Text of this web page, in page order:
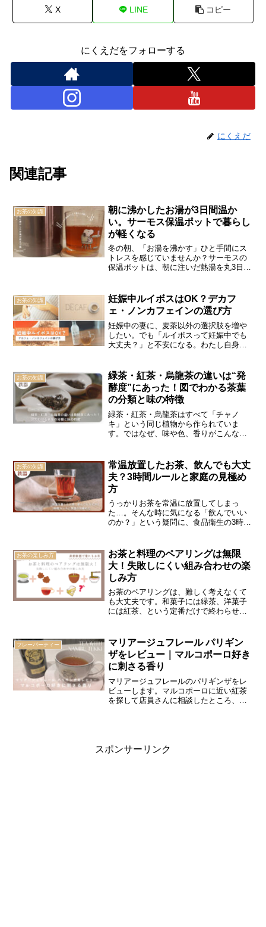
X LINE コピー
にくえだをフォローする
にくえだ
関連記事
お茶の知識
朝に沸かしたお湯が3日間温か
い。サーモス保温ポットで暮らし
が軽くなる
冬の朝、「お湯を沸かす」ひと手間にス
トレスを感じていませんか？サーモスの
保温ポットは、朝に注いだ熱湯を丸3日間
に、その保温力と使い勝手をリアルに紹
介します。お茶好き・コーヒー好きにと
って、もう手放せない生活必需品です。
お茶の知識
妊娠中ルイボスはOK？デカフ
ェ・ノンカフェインの選び方
妊娠中の妻に、麦茶以外の選択肢を増や
したい。でも「ルイボスって妊娠中でも
大丈夫？」と不安になる。わたし自身
ました。この記事では、デカフェ・ノン
カフェイン・カフェインレスの違いを整
理しつつ、ルイボスを含めた“続く”選び方
をまとめます。家で回しやすい組み合わ
せ、買って後悔しないコツまで、押しつ
けずに一緒に考えます。
お茶の知識
緑茶・紅茶・烏龍茶の違いは“発
酵度”にあった！図でわかる茶葉
の分類と味の特徴
緑茶・紅茶・烏龍茶はすべて「チャノ
キ」という同じ植物から作られていま
す。ではなぜ、味や色、香りがこんなに
類図を交えながら、発酵によって変わる
お茶の種類と特徴をやさしく解説。初心
者にもわかりやすく、毎日の一杯がもっ
と楽しくなる内容になっています。
お茶の知識
常温放置したお茶、飲んでも大丈
夫？3時間ルールと家庭の見極め
方
うっかりお茶を常温に放置してしまっ
た…。そんな時に気になる「飲んでいい
のか？」という疑問に、食品衛生の3時間
極め方がわかる記事です。
お茶の楽しみ方
お茶と料理のペアリングは無限
大！失敗しにくい組み合わせの楽
しみ方
お茶のペアリングは、難しく考えなくて
も大丈夫です。和菓子には緑茶、洋菓子
には紅茶、という定番だけで終わらせる
いお茶、香ばしいお茶で、合う料理やお
やつはかなり変わります。この記事では
「どんな味に、どんなお茶を合わせると
失敗しにくいか」を、朝・昼・夜のシー
ンも交えながら整理しました。最後は、
実際に試しやすいお茶選びにもつなげて
います。
フレーバーティー
マリアージュフレール パリギン
ザをレビュー｜マルコポーロ好き
に刺さる香り
マリアージュフレールのパリギンザをレ
ビューします。マルコポーロに近い紅茶
を探して店員さんに相談したところ、お
イ系と悩む人への注意点まで、実際に飲
スポンサーリンク